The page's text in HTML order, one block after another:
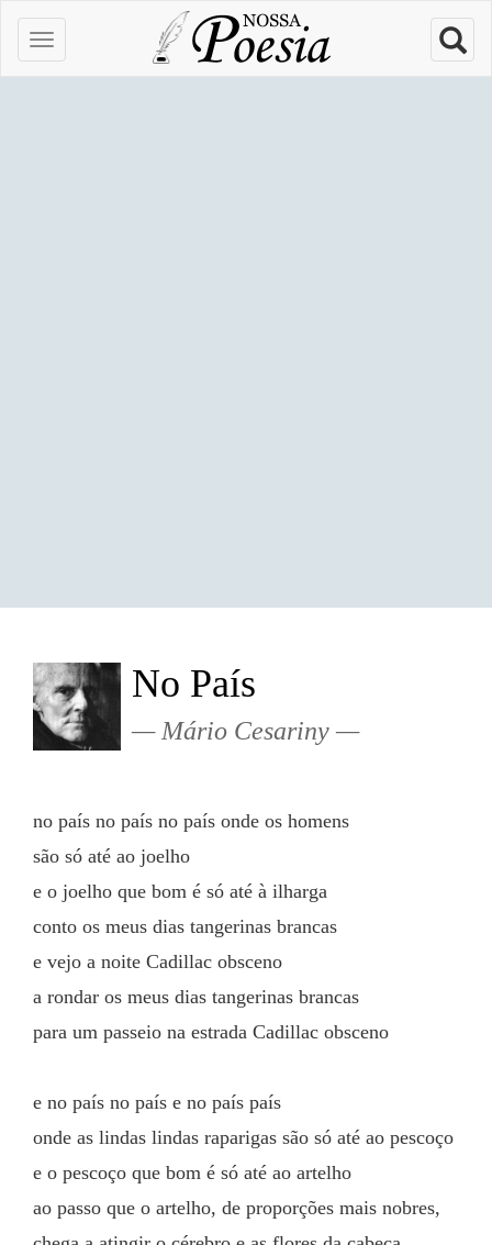
No País
Mário Cesariny
no país no país no país onde os homens
são só até ao joelho
e o joelho que bom é só até à ilharga
conto os meus dias tangerinas brancas
e vejo a noite Cadillac obsceno
a rondar os meus dias tangerinas brancas
para um passeio na estrada Cadillac obsceno
e no país no país e no país país
onde as lindas lindas raparigas são só até ao pescoço
e o pescoço que bom é só até ao artelho
ao passo que o artelho, de proporções mais nobres,